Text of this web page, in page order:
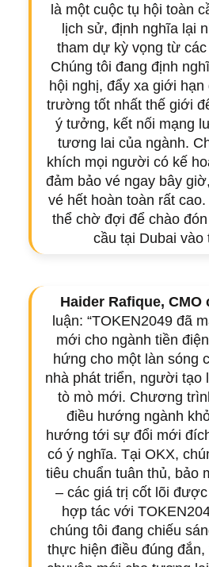
là một cuộc tụ hội toàn
lịch sử, định nghĩa lại
tham dự kỳ vọng từ
Chúng tôi đang định
hội nghị, đẩy xa giới hạn
trường tốt nhất thế giới
ý tưởng, kết nối mạng
tương lai của ngành.
khích mọi người có kế
đảm bảo vé ngay bây
vé hết hoàn toàn rất
thể chờ đợi để chào
cầu tại Dubai vào
Haider Rafique, CMO
luận: “TOKEN2049 đã
mới cho ngành tiền
hứng cho một làn sóng
nhà phát triển, người tạo
tò mò mới. Chương
điều hướng ngành
hướng tới sự đổi mới
có ý nghĩa. Tại OKX,
tiêu chuẩn tuân thủ, bảo
– các giá trị cốt lõi
hợp tác với
chúng tôi đang chiếu
thực hiện điều đúng